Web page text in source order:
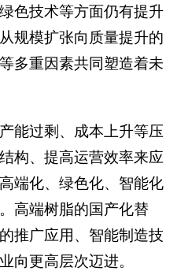
色技术等方面仍有提升
规模扩张向质量提升的
多重因素共同塑造着未
能过剩、成本上升等压
构、提高运营效率来应
端化、绿色化、智能化
高端树脂的国产化替
推广应用、智能制造技
向更高层次迈进。